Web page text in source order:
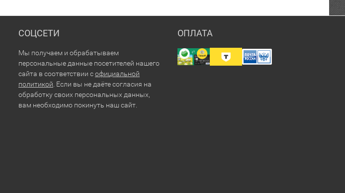
СОЦСЕТИ
Мы получаем и обрабатываем
персональные данные посетителей нашего
сайта в соответствии софициальной
политикой . Если вы не даёте согласия на
обработку своих персональных данных,
вам необходимо покинуть наш сайт.
ОПЛАТА